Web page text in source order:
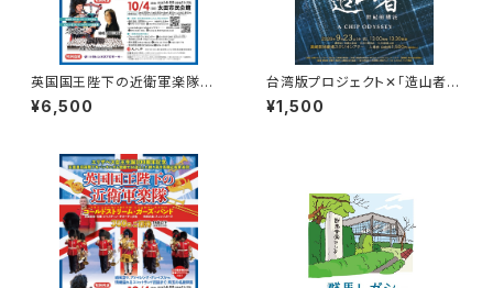
英国国王陛下の近衛軍楽隊 S
席 ご希望の席をご指定くださ
い。
¥6,500
台湾版プロジェクト✕「造山者」
ー枚のチップが、世界を変えるー
ドキュメンタリー上映
¥1,500